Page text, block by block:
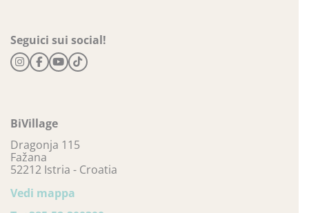
Seguici sui social!
BiVillage
Dragonja 115
Fažana
52212 Istria - Croatia
Vedi mappa